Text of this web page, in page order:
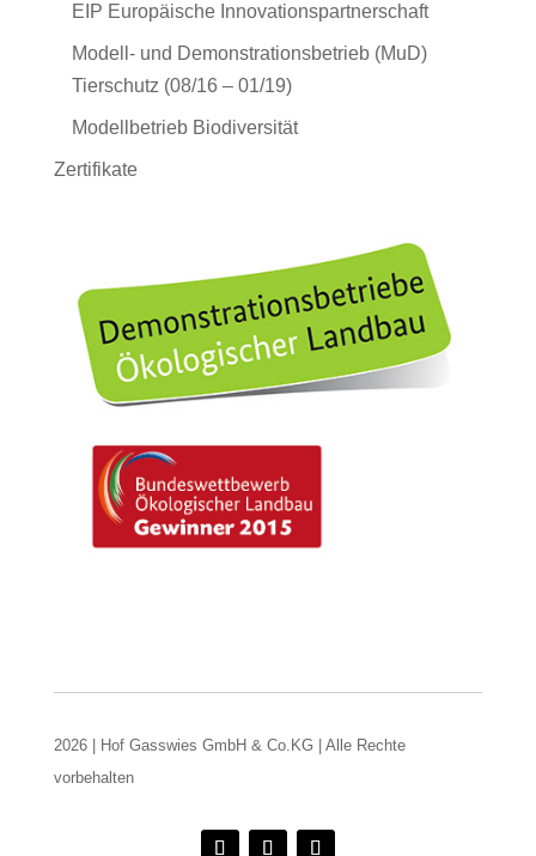
EIP Europäische Innovationspartnerschaft
Modell- und Demonstrationsbetrieb (MuD)
Tierschutz (08/16 – 01/19)
Modellbetrieb Biodiversität
Zertifikate
2026 | Hof Gasswies GmbH & Co.KG | Alle Rechte
vorbehalten